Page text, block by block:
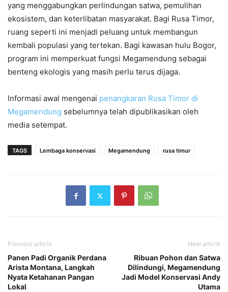
yang menggabungkan perlindungan satwa, pemulihan
ekosistem, dan keterlibatan masyarakat. Bagi Rusa Timor,
ruang seperti ini menjadi peluang untuk membangun
kembali populasi yang tertekan. Bagi kawasan hulu Bogor,
program ini memperkuat fungsi Megamendung sebagai
benteng ekologis yang masih perlu terus dijaga.
Informasi awal mengenai penangkaran Rusa Timor di
Megamendung sebelumnya telah dipublikasikan oleh
media setempat.
TAGS Lembaga konservasi Megamendung rusa timur
Previous article
Panen Padi Organik Perdana
Arista Montana, Langkah
Nyata Ketahanan Pangan
Lokal
Next article
Ribuan Pohon dan Satwa
Dilindungi, Megamendung
Jadi Model Konservasi Andy
Utama